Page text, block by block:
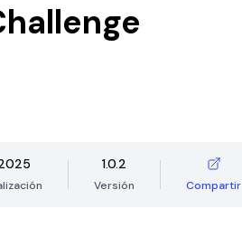
1.0.2
Versión Compartir